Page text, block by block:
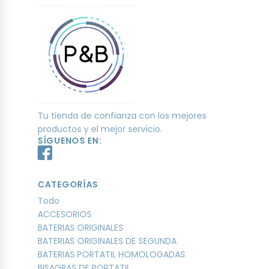
Tu tienda de confianza con los mejores
productos y el mejor servicio.
SÍGUENOS EN:
CATEGORÍAS
Todo
ACCESORIOS
BATERIAS ORIGINALES
BATERIAS ORIGINALES DE SEGUNDA
BATERIAS PORTATIL HOMOLOGADAS